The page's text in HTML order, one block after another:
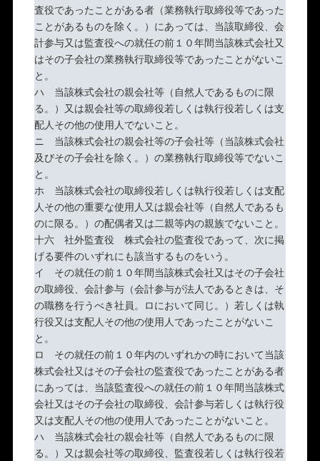
査役であったことがある者（業務執行取締役等であった
ことがあるものを除く。）にあっては、当該取締役、会
計参与又は監査役への就任の前１０年間当該株式会社又
はその子会社の業務執行取締役等であったことがないこ
と。
ハ 当該株式会社の親会社等（自然人であるものに限
る。）又は親会社等の取締役若しくは執行役若しくは支
配人その他の使用人でないこと。
ニ 当該株式会社の親会社等の子会社等（当該株式会社
及びその子会社を除く。）の業務執行取締役等でないこ
と。
ホ 当該株式会社の取締役若しくは執行役若しくは支配
人その他の重要な使用人又は親会社等（自然人であるも
のに限る。）の配偶者又は二親等内の親族でないこと。
十六 社外監査役 株式会社の監査役であって、次に掲
げる要件のいずれにも該当するものをいう。
イ その就任の前１０年間当該株式会社又はその子会社
の取締役、会計参与（会計参与が法人であるときは、そ
の職務を行うべき社員。ロにおいて同じ。）若しくは執
行役又は支配人その他の使用人であったことがないこ
と。
ロ その就任の前１０年内のいずれかの時において当該
株式会社又はその子会社の監査役であったことがある者
にあっては、当該監査役への就任の前１０年間当該株式
会社又はその子会社の取締役、会計参与若しくは執行役
又は支配人その他の使用人であったことがないこと。
ハ 当該株式会社の親会社等（自然人であるものに限
る。）又は親会社等の取締役、監査役若しくは執行役若